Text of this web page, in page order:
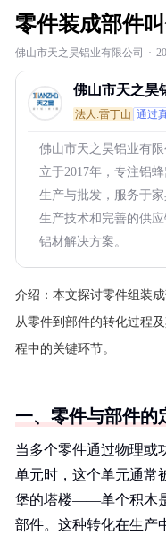
零件装成部件
佛山市天之昊铝业有限公司 ·
佛山市天之昊
法人:雷丁山 通过
佛山市天之昊铝业有
立于2017年，专注铝
生产与批发，服务于
生产技术和完善的供
铝材解决方案。
介绍： 本文探讨零件组装
从零件到部件的转化过程
程中的关键环节。
一、零件与部件的
当多个零件通过物理或
单元时，这个单元通常
堡的塔楼——单个积木
部件。这种转化在生产